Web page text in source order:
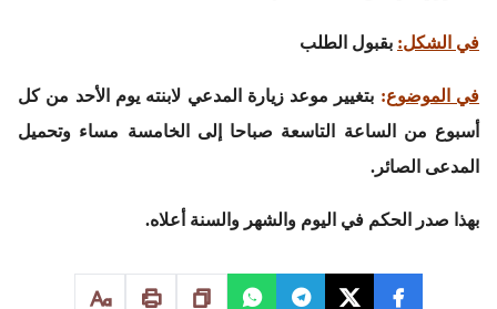
في الشكل: بقبول الطلب
في الموضوع: بتغيير موعد زيارة المدعي لابنته يوم الأحد من كل
أسبوع من الساعة التاسعة صباحا إلى الخامسة مساء وتحميل
المدعى الصائر.
بهذا صدر الحكم في اليوم والشهر والسنة أعلاه.